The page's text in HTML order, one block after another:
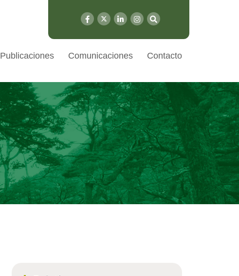
Publicaciones Comunicaciones Contacto